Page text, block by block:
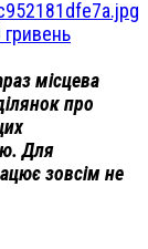
місцева
про
Для
зовсім не